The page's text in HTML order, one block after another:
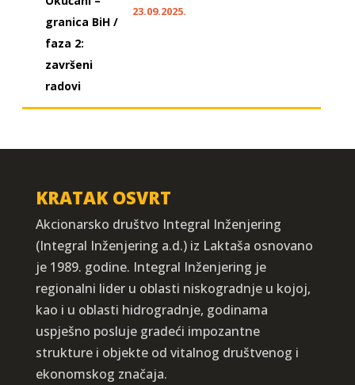
23.09.2025.
KRATAK OSVRT
Akcionarsko društvo Integral Inženjering
(Integral Inženjering a.d.) iz Laktaša osnovano
je 1989. godine. Integral Inženjering je
regionalni lider u oblasti niskogradnje u kojoj,
kao i u oblasti hidrogradnje, godinama
uspješno posluje gradeći impozantne
strukture i objekte od vitalnog društvenog i
ekonomskog značaja.